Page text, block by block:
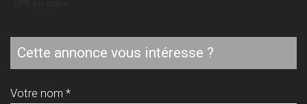
cette annonce vous intéresse ?
Votre nom *